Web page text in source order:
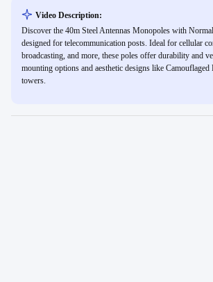
Video Description:
Discover the 40m Steel Antennas Monopoles with
designed for telecommunication posts. Ideal for cellular
broadcasting, and more, these poles offer durability and
mounting options and aesthetic designs like Camouflaged
towers.